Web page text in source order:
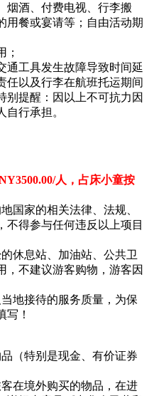
烟酒、付费电视、行李搬
用餐或宴请等；自由活动期
；
工具发生故障导致时间延
任以及行李在航班托运期间
别提醒：因以上不可抗力因
行承担。
人，占床小童按
国家的相关法律、法规、
不得参与任何违反以上项目
休息站、加油站、公共卫
，不建议游客购物，游客因
地接待的服务质量，为保
写！
（特别是现金、有价证券
在境外购买的物品，在进